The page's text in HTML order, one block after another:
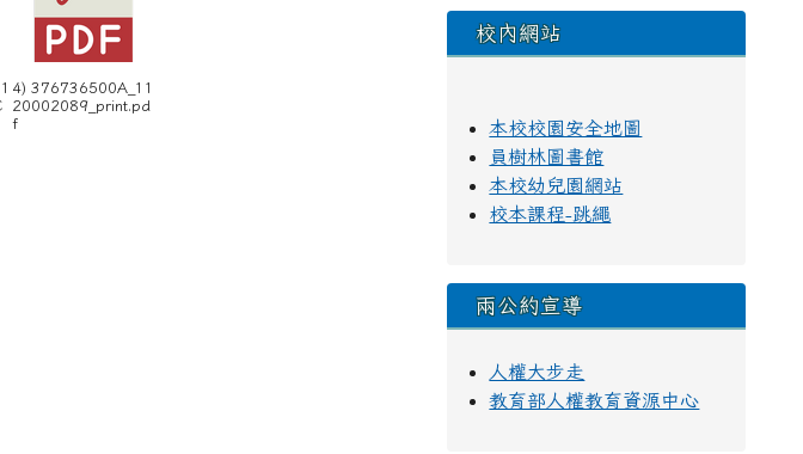
4) 376736500A_11
20002089_print.pd
f
校內網站
本校校園安全地圖
員樹林圖書館
本校幼兒園網站
校本課程-跳繩
兩公約宣導
人權大步走
教育部人權教育資源中心